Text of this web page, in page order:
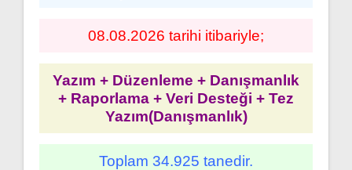
08.08.2026 tarihi itibariyle;
Yazım + Düzenleme + Danışmanlık
+ Raporlama + Veri Desteği + Tez
Yazım(Danışmanlık)
Toplam 34.925 tanedir.